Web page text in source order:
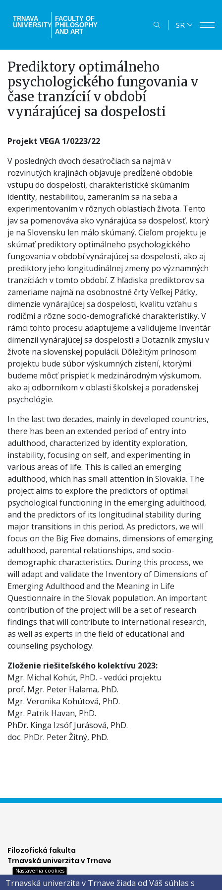
main
TRNAVA
UNIVERSITY
FACULTY OF
PHILOSOPHY
AND ART
SR
Prediktory optimálneho
psychologického fungovania v
čase tranzícií v období
vynárajúcej sa dospelosti
Projekt VEGA 1/0223/22
V posledných dvoch desaťročiach sa najmä v
rozvinutých krajinách objavuje predĺžené obdobie
vstupu do dospelosti, charakteristické skúmaním
identity, nestabilitou, zameraním sa na seba a
experimentovaním v rôznych oblastiach života. Tento
jav sa pomenováva ako vynárajúca sa dospelosť, ktorý
je na Slovensku len málo skúmaný. Cieľom projektu je
skúmať prediktory optimálneho psychologického
fungovania v období vynárajúcej sa dospelosti, ako aj
prediktory jeho longitudinálnej zmeny po významných
tranzíciách v tomto období. Z hľadiska prediktorov sa
zameriame najmä na osobnostné črty Veľkej Päťky,
dimenzie vynárajúcej sa dospelosti, kvalitu vzťahu s
rodičmi a rôzne socio-demografické charakteristiky. V
rámci tohto procesu adaptujeme a validujeme Inventár
dimenzií vynárajúcej sa dospelosti a Dotazník zmyslu v
živote na slovenskej populácii. Dôležitým prínosom
projektu bude súbor výskumných zistení, ktorými
budeme môcť prispieť k medzinárodným výskumom,
ako aj odborníkom v oblasti školskej a poradenskej
psychológie.
In the last two decades, mainly in developed countries,
there has been an extended period of entry into
adulthood, characterized by identity exploration,
instability, focusing on self, and experimenting in
various areas of life. This is called an emerging
adulthood, which has small attention in Slovakia. The
project aims to explore the predictors of optimal
psychological functioning in the emerging adulthood,
and the predictors of its longitudinal stability during
major transitions in this period. As predictors, we will
focus on the Big Five domains, dimensions of emerging
adulthood, parental relationships, and socio-
demographic characteristics. During this process, we
will adapt and validate the Inventory of Dimensions of
Emerging Adulthood and the Meaning in Life
Questionnaire in the Slovak population. An important
contribution of the project will be a set of research
findings that will contribute to international research,
as well as experts in the field of educational and
counseling psychology.
Zloženie riešiteľského kolektívu 2023:
Mgr. Michal Kohút, PhD. - vedúci projektu
prof. Mgr. Peter Halama, PhD.
Mgr. Veronika Kohútová, PhD.
Mgr. Patrik Havan, PhD.
PhDr. Kinga Izsóf Jurásová, PhD.
doc. PhDr. Peter Žitný, PhD.
Filozofická fakulta
Trnavská univerzita v Trnave
Hornopotočná 23
Nastavenia cookies
Trnavská univerzita v Trnave žiada od Váš súhlas s